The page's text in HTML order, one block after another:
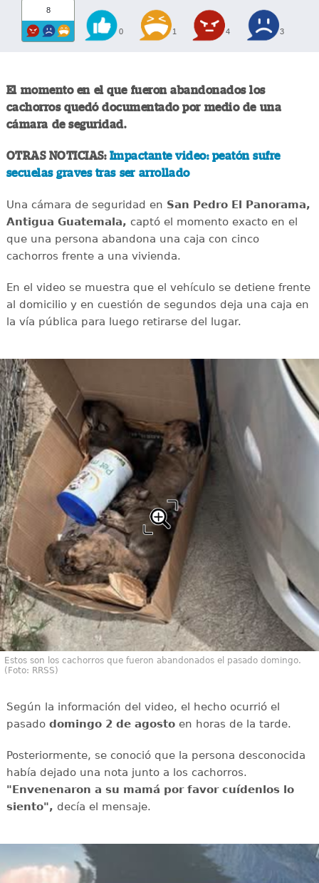
8
0 1 4 3
El momento en el que fueron abandonados los
cachorros quedó documentado por medio de una
cámara de seguridad.
OTRAS NOTICIAS: Impactante video: peatón sufre
secuelas graves tras ser arrollado
Una cámara de seguridad en San Pedro El Panorama,
Antigua Guatemala, captó el momento exacto en el
que una persona abandona una caja con cinco
cachorros frente a una vivienda.
En el video se muestra que el vehículo se detiene frente
al domicilio y en cuestión de segundos deja una caja en
la vía pública para luego retirarse del lugar.
Estos son los cachorros que fueron abandonados el pasado domingo.
(Foto: RRSS)
Según la información del video, el hecho ocurrió el
pasado domingo 2 de agostoen horas de la tarde.
Posteriormente, se conoció que la persona desconocida
había dejado una nota junto a los cachorros.
"Envenenaron a su mamá por favor cuídenlos lo
siento", decía el mensaje.